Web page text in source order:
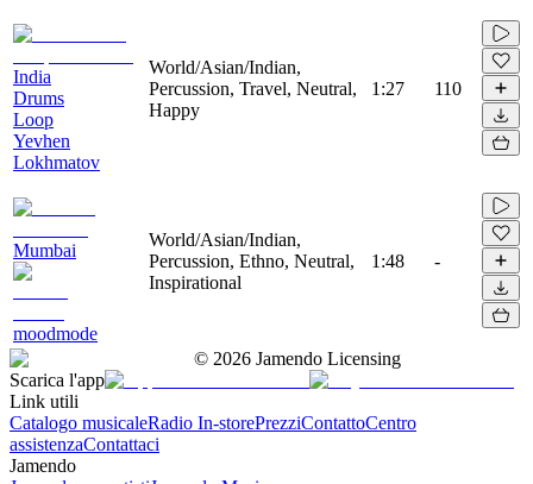
India
Drums
Loop
Yevhen
Lokhmatov
World/Asian/Indian,
Percussion, Travel, Neutral,
Happy
1:27 110
Mumbai
moodmode
World/Asian/Indian,
Percussion, Ethno, Neutral,
Inspirational
1:48 -
© 2026 Jamendo Licensing
Scarica l'app
Link utili
Catalogo musicaleRadio In-storePrezziContattoCentro
assistenzaContattaci
Jamendo